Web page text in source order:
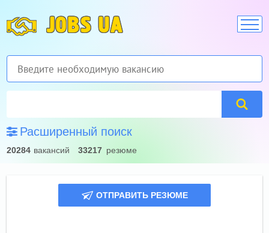
JOBS UA
Расширенный поиск
20284 вакансий 33217 резюме
ОТПРАВИТЬ РЕЗЮМЕ